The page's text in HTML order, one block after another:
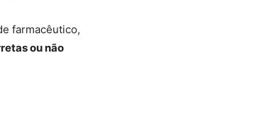
farmacêutico,
ou não